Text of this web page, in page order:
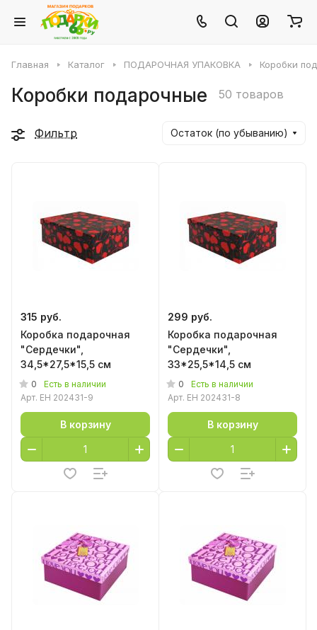
Главная Каталог ПОДАРОЧНАЯ УПАКОВКА Коробки
Коробки подарочные 50 товаров
Фильтр Остаток (по убыванию)
315 руб.
Коробка подарочная
"Сердечки",
34,5*27,5*15,5 см
0
Есть в наличии
Арт. EH 202431-9
В корзину
299 руб.
Коробка подарочная
"Сердечки",
33*25,5*14,5 см
0
Есть в наличии
Арт. EH 202431-8
В корзину